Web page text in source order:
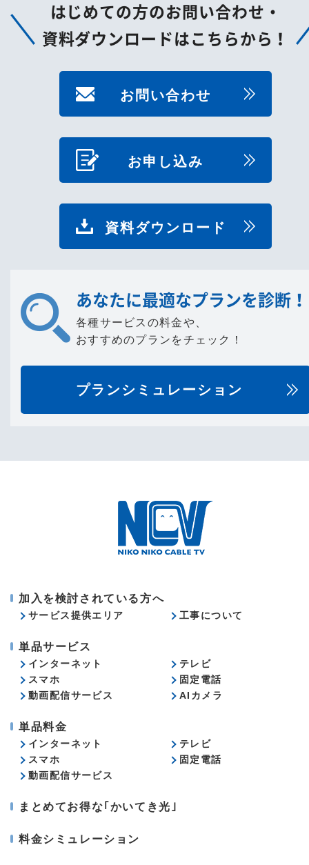
はじめての方のお問い合わせ・
資料ダウンロードはこちらから！
お問い合わせ
お申し込み
資料ダウンロード
あなたに最適なプランを診断！
各種サービスの料金や、
おすすめのプランをチェック！
プランシミュレーション
加入を検討されている方へ
サービス提供エリア 工事について
単品サービス
インターネット
テレビ
スマホ
固定電話
動画配信サービス
AIカメラ
単品料金
インターネット
テレビ
スマホ
固定電話
動画配信サービス
まとめてお得な｢かいてき光｣
料金シミュレーション